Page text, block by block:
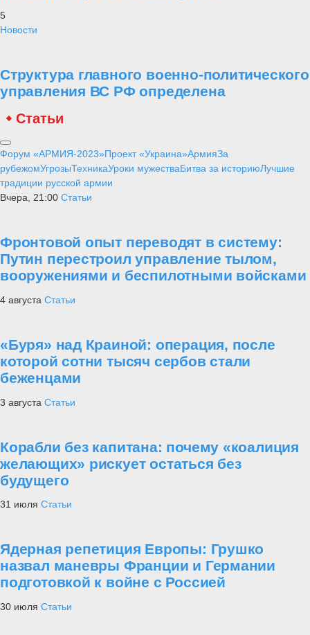
5
Новости
Структура главного военно-политического
управления ВС РФ определена
Статьи
Форум «АРМИЯ-2023»Проект «Украина»АрмияЗа
рубежомУгрозыТехникаУроки мужестваБитва за историюЛучшие
традиции русской армии
Вчера, 21:00 Статьи
Фронтовой опыт переводят в систему:
Путин перестроил управление тылом,
вооружениями и беспилотными войсками
4 августа Статьи
«Буря» над Краиной: операция, после
которой сотни тысяч сербов стали
беженцами
3 августа Статьи
Корабли без капитана: почему «коалиция
желающих» рискует остаться без
будущего
31 июля Статьи
Ядерная репетиция Европы: Грушко
назвал маневры Франции и Германии
подготовкой к войне с Россией
30 июля Статьи